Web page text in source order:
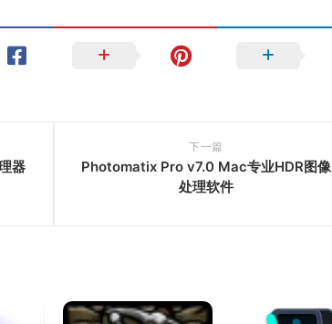
下一篇
Photomatix Pro v7.0 Mac专业HDR图像
处理软件
器